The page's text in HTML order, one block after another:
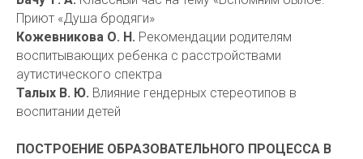
Приют «Душа бродяги»
Кожевникова О. Н. Рекомендации родителям
воспитывающих ребенка с расстройствами
аутистического спектра
Талых В. Ю. Влияние гендерных стереотипов в
воспитании детей
ПОСТРОЕНИЕ ОБРАЗОВАТЕЛЬНОГО ПРОЦЕССА В